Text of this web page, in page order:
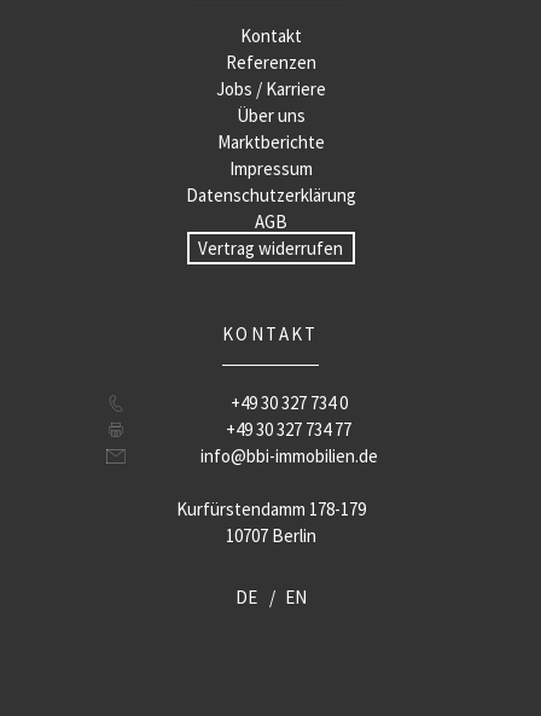
Kontakt
Referenzen
Jobs / Karriere
Über uns
Marktberichte
Impressum
Datenschutzerklärung
AGB
Vertrag widerrufen
KONTAKT
+49 30 327 734 0
+49 30 327 734 77
info@bbi-immobilien.de
Kurfürstendamm 178-179
10707 Berlin
DE EN